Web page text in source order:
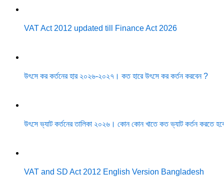
VAT Act 2012 updated till Finance Act 2026
উৎসে কর কর্তনের হার ২০২৬-২০২৭। কত হারে উৎসে কর কর্তন করবেন ?
উৎসে ভ্যাট কর্তনের তালিকা ২০২৬। কোন কোন খাতে কত ভ্যাট কর্তন করতে
VAT and SD Act 2012 English Version Bangladesh